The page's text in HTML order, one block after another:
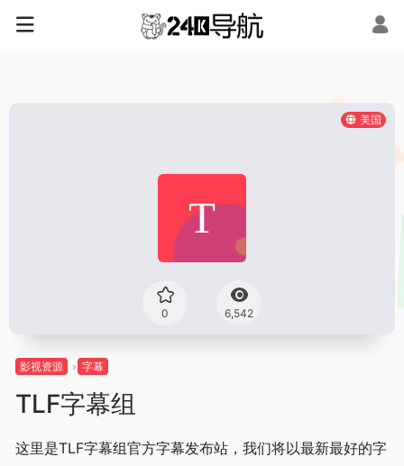
美国
0 6,542
影视资源 字幕
TLF字幕组
这里是TLF字幕组官方字幕发布站，我们将以最新最好的字